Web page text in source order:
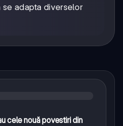
se adapta diverselor
cele nouă povestiri din